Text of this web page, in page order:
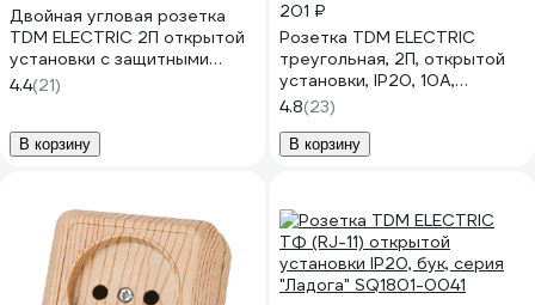
Двойная угловая розетка
TDM ELECTRIC 2П открытой
установки с защитными
шторками IP20 250В 10А
сосна "Ладога" SQ1801-0442
4.4(21)
В корзину
201 ₽
Розетка TDM ELECTRIC
треугольная, 2П, открытой
установки, IP20, 10А,
слоновая кость, Ладога
SQ1801-0236
4.8(23)
В корзину